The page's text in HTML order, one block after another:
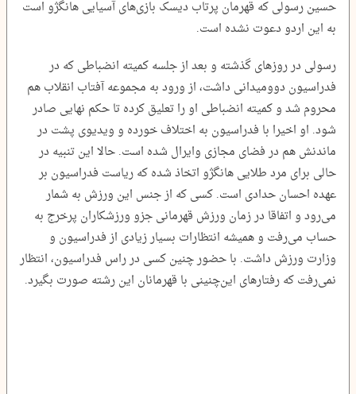
حسین رسولی که قهرمان پرتاب دیسک بازی‌های آسیایی هانگژو است
به این اردو دعوت نشده است.
رسولی در روزهای گذشته و بعد از جلسه‌ کمیته انضباطی که در
فدراسیون دوومیدانی داشت، از ورود به مجموعه آفتاب انقلاب هم
محروم شد و کمیته انضباطی او را تعلیق کرده تا حکم نهایی صادر
شود. او اخیرا با فدراسیون به اختلاف خورده و ویدیوی پشت در
ماندنش هم در فضای مجازی وایرال شده است. حالا این تنبیه در
حالی برای مرد طلایی هانگژو اتخاذ شده که ریاست فدراسیون بر
عهده احسان حدادی است. کسی که از جنس این ورزش به شمار
می‌رود و اتفاقا در زمان ورزش قهرمانی جزو ورزشکاران پرخرج به
حساب می‌رفت و همیشه انتظارات بسیار زیادی از فدراسیون و
وزارت ورزش داشت. با حضور چنین کسی در راس فدراسیون، انتظار
نمی‌رفت که رفتارهای این‌چنینی با قهرمانان این رشته صورت بگیرد.